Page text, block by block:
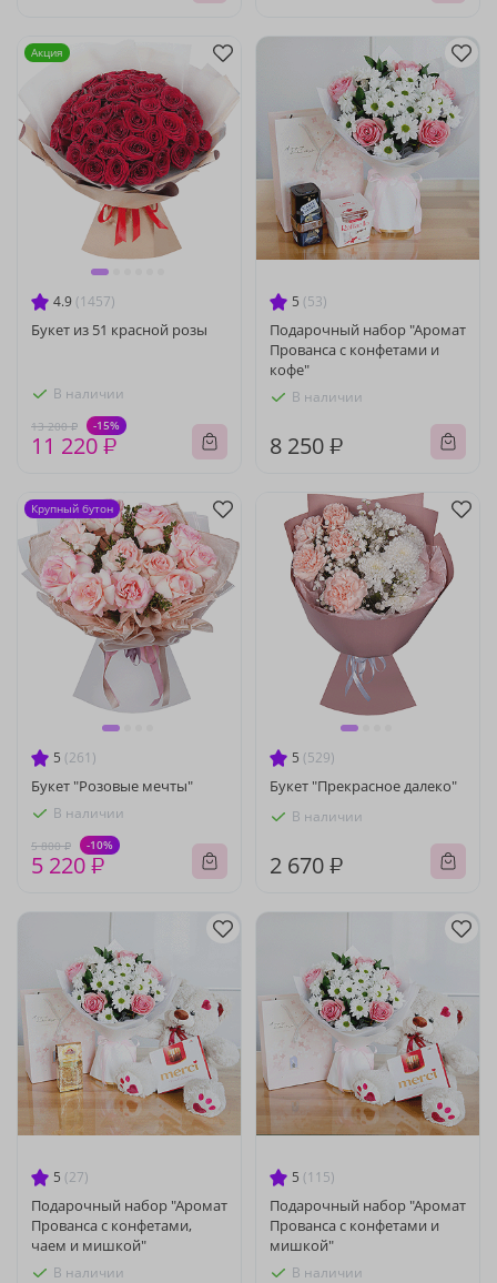
4.9 (1457)
Букет из 51 красной розы
В наличии
13 200 ₽ -15%
11 220 ₽
Акция
5 (53)
Подарочный набор "Аромат
Прованса с конфетами и
кофе"
В наличии
8 250 ₽
5 (261)
Букет "Розовые мечты"
В наличии
5 800 ₽ -10%
5 220 ₽
Крупный бутон
5 (529)
Букет "Прекрасное далеко"
В наличии
2 670 ₽
5 (27)
Подарочный набор "Аромат
Прованса с конфетами,
чаем и мишкой"
В наличии
5 (115)
Подарочный набор "Аромат
Прованса с конфетами и
мишкой"
В наличии